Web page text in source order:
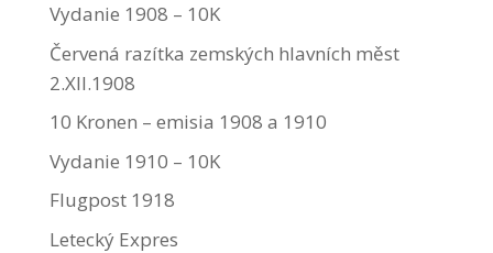
Vydanie 1908 – 10K
Červená razítka zemských hlavních měst
2.XII.1908
10 Kronen – emisia 1908 a 1910
Vydanie 1910 – 10K
Flugpost 1918
Letecký Expres